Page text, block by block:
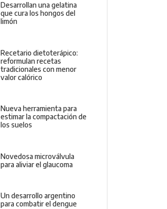
Desarrollan una gelatina
que cura los hongos del
limón
Recetario dietoterápico:
reformulan recetas
tradicionales con menor
valor calórico
Nueva herramienta para
estimar la compactación de
los suelos
Novedosa microválvula
para aliviar el glaucoma
Un desarrollo argentino
para combatir el dengue